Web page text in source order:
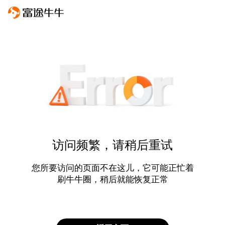
访问频繁，请稍后重试
您所要访问的页面不在这儿，它可能正忙着
刷牛牛圈，稍后就能恢复正常